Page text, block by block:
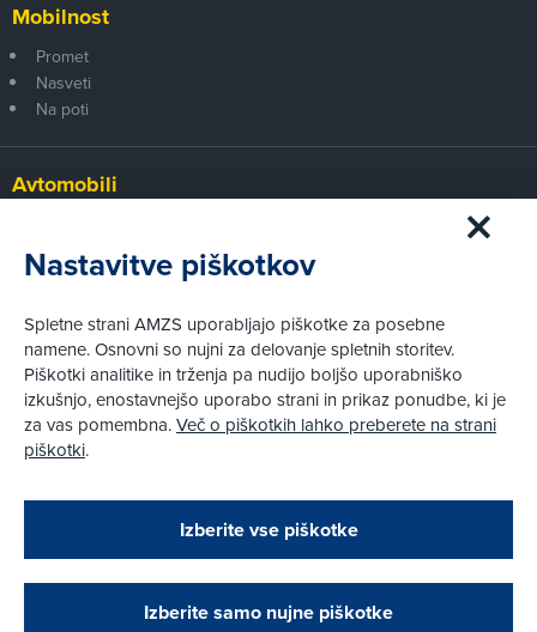
Zapri
Podarjamo vam 10 €!
Obstoječi in novi AMZS člani, ki boste v AMZS
opravili registracijo vozila, boste prejeli
vrednostno darilno kartico z dobroimetjem v višini
Mobilnost
Promet
Nasveti
Na poti
Avtomobili
Prvi pogled
Za volanom
Tehnika
Pravni vidiki
Piškotki
Pravno obvestilo
Pri spletni včlanitvi so podprta naslednja plačilna sredstva:
Nastavitve piškotkov
Spletne strani AMZS uporabljajo piškotke za posebne
namene. Osnovni so nujni za delovanje spletnih storitev.
Piškotki analitike in trženja pa nudijo boljšo uporabniško
izkušnjo, enostavnejšo uporabo strani in prikaz ponudbe, ki je
za vas pomembna.Več o piškotkih lahko preberete na strani
piškotki.
Izberite vse piškotke
Izberite samo nujne piškotke